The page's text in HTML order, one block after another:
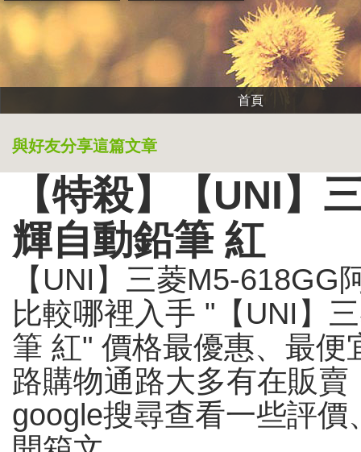
首頁
與好友分享這篇文章
【特殺】【UNI】
輝自動鉛筆 紅
【UNI】三菱M5-
比較哪裡入手 "【UNI】
筆 紅" 價格最優惠、最便
路購物通路大多有在販
google搜尋查看一些評